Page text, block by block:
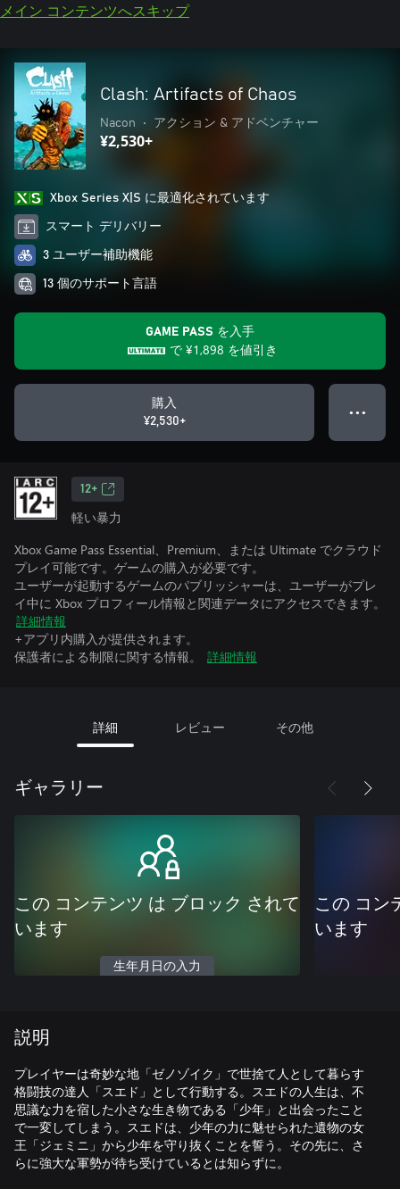
メイン コンテンツへスキップ
Clash: Artifacts of Chaos
Nacon • アクション & アドベンチャー
¥2,530+
Xbox Series X|S に最適化されています
スマート デリバリー
3 ユーザー補助機能
13 個のサポート言語
GAME PASS を入手
で ¥1,898 を値引き
購入
¥2,530+
● ● ●
12+
軽い暴力
Xbox Game Pass Essential、Premium、または Ultimate でクラウド
プレイ可能です。ゲームの購入が必要です。
ユーザーが起動するゲームのパブリッシャーは、ユーザーがプレ
イ中に Xbox プロフィール情報と関連データにアクセスできます。
詳細情報
+アプリ内購入が提供されます。
保護者による制限に関する情報。
詳細情報
詳細 レビュー その他
ギャラリー
この コンテンツ は ブロック されて
います
生年月日の入力
この コン
います
説明
プレイヤーは奇妙な地「ゼノゾイク」で世捨て人として暮らす
格闘技の達人「スエド」として行動する。スエドの人生は、不
思議な力を宿した小さな生き物である「少年」と出会ったこと
で一変してしまう。スエドは、少年の力に魅せられた遺物の女
王「ジェミニ」から少年を守り抜くことを誓う。その先に、さ
らに強大な軍勢が待ち受けているとは知らずに。